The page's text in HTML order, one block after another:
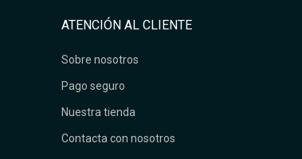
ATENCIÓN AL CLIENTE
Sobre nosotros
Pago seguro
Nuestra tienda
Contacta con nosotros